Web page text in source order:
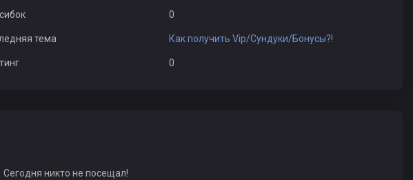
0
тема Как получить Vip/Сундуки/Бонусы?!
0
Сегодня никто не посещал!